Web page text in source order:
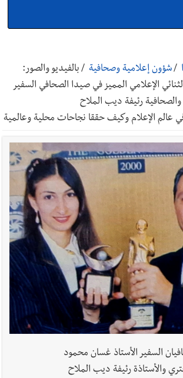
يطلق أكاديمية نادي الحرية لكرة القدم
للتجديد لـ اليونيفيل .. مسؤول غربي
رياض سلامة... هل ننتظر الحقيقة؟
اقتراح قانون الإعلام
/شؤون إعلامية وصحافية / بالفيديو والصور:
الإعلامي المميز في صيدا الصحافي السفير
رئيفة ديب الملاح
عالم الإعلام وكيف حققا نجاحات محلية وعالمية
السفير الأستاذ غسان محمود
والأستاذة رئيفة ديب الملاح